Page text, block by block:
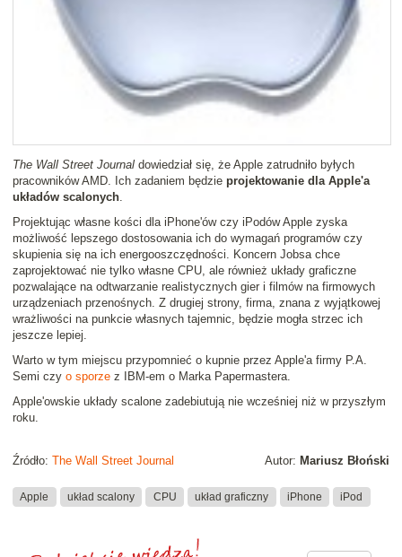
The Wall Street Journal dowiedział się, że Apple zatrudniło byłych
pracowników AMD. Ich zadaniem będzie projektowanie dla Apple'a
układów scalonych
Projektując własne kości dla iPhone'ów czy iPodów Apple zyska
możliwość lepszego dostosowania ich do wymagań programów czy
skupienia się na ich energooszczędności. Koncern Jobsa chce
zaprojektować nie tylko własne CPU, ale również układy graficzne
pozwalające na odtwarzanie realistycznych gier i filmów na firmowych
urządzeniach przenośnych. Z drugiej strony, firma, znana z wyjątkowej
wrażliwości na punkcie własnych tajemnic, będzie mogła strzec ich
jeszcze lepiej.
Warto w tym miejscu przypomnieć o kupnie przez Apple'a firmy P.A.
Semi czy o sporze z IBM-em o Marka Papermastera.
Apple'owskie układy scalone zadebiutują nie wcześniej niż w przyszłym
roku.
Autor: Mariusz Błoński
Źródło: The Wall Street Journal
Apple układ scalony CPU układ graficzny iPhone iPod